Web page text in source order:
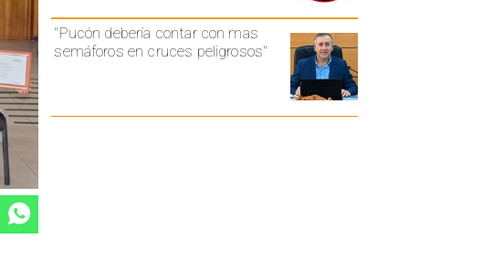
"Pucón debería contar con mas
semáforos en cruces peligrosos"